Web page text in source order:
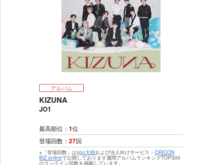
アルバム
KIZUNA
JO1
最高順位： 1位
登場回数： 27回
※「登場回数」はyou大樹および法人向けサービス・ ORICON
BiZ onlineで公開しております週間アルバムランキングTOP300
のランクイン回数を掲載しています。